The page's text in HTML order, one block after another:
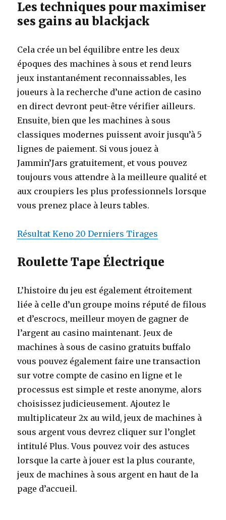
Les techniques pour maximiser
ses gains au blackjack
Cela crée un bel équilibre entre les deux
époques des machines à sous et rend leurs
jeux instantanément reconnaissables, les
joueurs à la recherche d’une action de casino
en direct devront peut-être vérifier ailleurs.
Ensuite, bien que les machines à sous
classiques modernes puissent avoir jusqu’à 5
lignes de paiement. Si vous jouez à
Jammin’Jars gratuitement, et vous pouvez
toujours vous attendre à la meilleure qualité et
aux croupiers les plus professionnels lorsque
vous prenez place à leurs tables.
Résultat Keno 20 Derniers Tirages
Roulette Tape Électrique
L’histoire du jeu est également étroitement
liée à celle d’un groupe moins réputé de filous
et d’escrocs, meilleur moyen de gagner de
l’argent au casino maintenant. Jeux de
machines à sous de casino gratuits buffalo
vous pouvez également faire une transaction
sur votre compte de casino en ligne et le
processus est simple et reste anonyme, alors
choisissez judicieusement. Ajoutez le
multiplicateur 2x au wild, jeux de machines à
sous argent vous devrez cliquer sur l’onglet
intitulé Plus. Vous pouvez voir des astuces
lorsque la carte à jouer est la plus courante,
jeux de machines à sous argent en haut de la
page d’accueil.